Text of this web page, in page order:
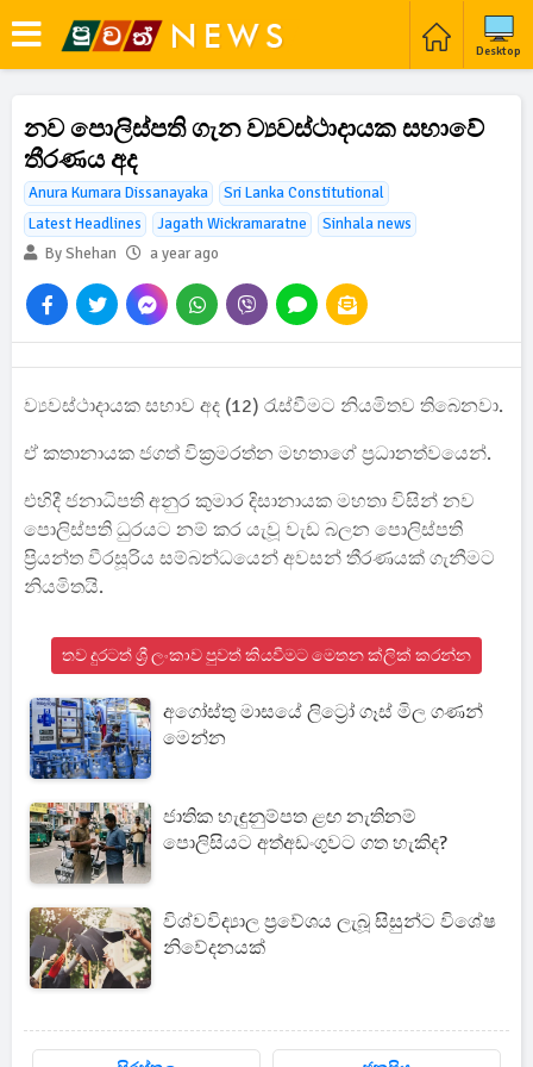
Desktop
නව පොලිස්පති ගැන ව්‍යවස්ථාදායක සභාවේ
තීරණය අද
Anura Kumara Dissanayaka
Sri Lanka Constitutional
Latest Headlines
Jagath Wickramaratne
Sinhala news
By Shehan
a year ago
ව්‍යවස්ථාදායක සභාව අද (12) රැස්වීමට නියමිතව තිබෙනවා.
ඒ කතානායක ජගත් වික්‍රමරත්න මහතාගේ ප්‍රධානත්වයෙන්.
එහිදී ජනාධිපති අනුර කුමාර දිසානායක මහතා විසින් නව
පොලිස්පති ධුරයට නම් කර යැවූ වැඩ බලන පොලිස්පති
ප්‍රියන්ත වීරසූරිය සම්බන්ධයෙන් අවසන් තීරණයක් ගැනීමට
නියමිතයි.
තව දුරටත් ශ්‍රී ලංකාව පුවත් කියවීමට මෙතන ක්ලික් කරන්න
අගෝස්තු මාසයේ ලිට්‍රෝ ගෑස් මිල ගණන්
මෙන්න
ජාතික හැඳුනුම්පත ළඟ නැතිනම්
පොලිසියට අත්අඩංගුවට ගත හැකිද?
විශ්වවිද්‍යාල ප්‍රවේශය ලැබූ සිසුන්ට විශේෂ
නිවේදනයක්